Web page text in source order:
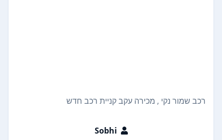
רכב שמור נקי , מכירה עקב קניית רכב חדש
Sobhi